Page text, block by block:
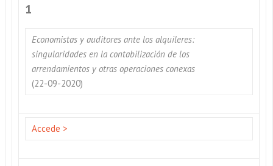
1
Economistas y auditores ante los alquileres:
singularidades en la contabilización de los
arrendamientos y otras operaciones conexas
(22-09-2020)
Accede >